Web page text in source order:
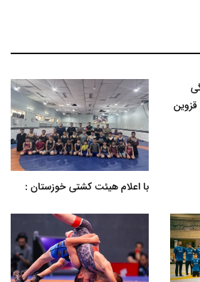
با اعلام هیئت کشتی خوزستان :